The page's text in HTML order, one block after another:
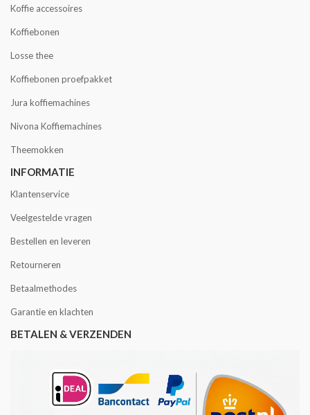
Koffie accessoires
Koffiebonen
Losse thee
Koffiebonen proefpakket
Jura koffiemachines
Nivona Koffiemachines
Theemokken
INFORMATIE
Klantenservice
Veelgestelde vragen
Bestellen en leveren
Retourneren
Betaalmethodes
Garantie en klachten
BETALEN & VERZENDEN